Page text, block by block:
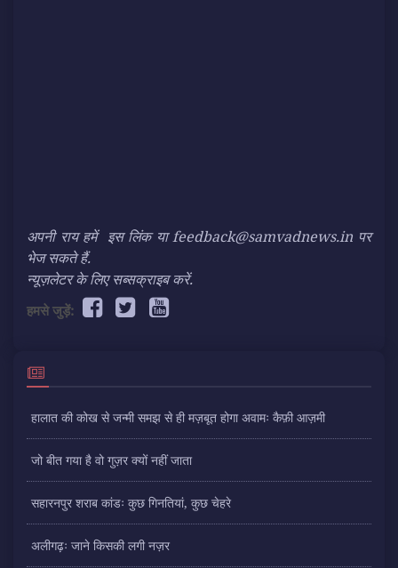
अपनी राय हमें इस लिंक या feedback@samvadnews.in पर
भेज सकते हैं.
न्यूज़लेटर के लिए सब्सक्राइब करें.
हमसे जुड़ें:
हालात की कोख से जन्मी समझ से ही मज़बूत होगा अवामः कैफ़ी आज़मी
जो बीत गया है वो गुज़र क्यों नहीं जाता
सहारनपुर शराब कांडः कुछ गिनतियां, कुछ चेहरे
अलीगढ़ः जाने किसकी लगी नज़र